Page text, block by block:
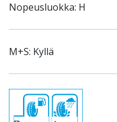
Nopeusluokka: H
M+S: Kyllä